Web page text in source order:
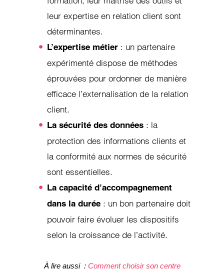
leur expertise en relation client sont
déterminantes.
L’expertise métier : un partenaire
expérimenté dispose de méthodes
éprouvées pour ordonner de manière
efficace l’externalisation de la relation
client.
La sécurité des données : la
protection des informations clients et
la conformité aux normes de sécurité
sont essentielles.
La capacité d’accompagnement
dans la durée : un bon partenaire doit
pouvoir faire évoluer les dispositifs
selon la croissance de l’activité.
À lire aussi : Comment choisir son centre